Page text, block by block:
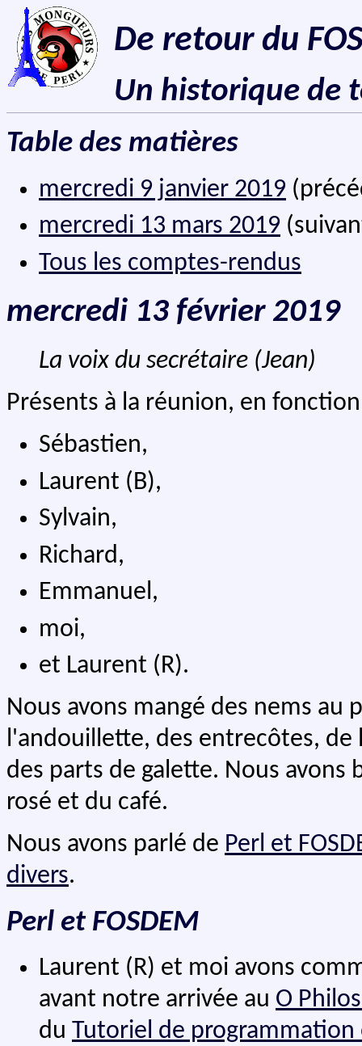
De retour du
Un historique de
Table des matières
mercredi 9 janvier 2019
mercredi 13 mars 2019
Tous les comptes-rendus
mercredi 13 février 2019
La voix du secrétaire (Jean)
Présents à la réunion, en
Sébastien,
Laurent (B),
Sylvain,
Richard,
Emmanuel,
moi,
et Laurent (R).
Nous avons mangé des nems au
l'andouillette, des entrecôtes, de
des parts de galette. Nous
rosé et du café.
Nous avons parlé de Perl et
divers.
Perl et FOSDEM
Laurent (R) et moi avons
avant notre arrivée au O
du Tutoriel de